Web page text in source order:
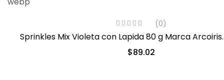
(0)
Sprinkles Mix Violeta con Lapida 80 g Marca
$89.02